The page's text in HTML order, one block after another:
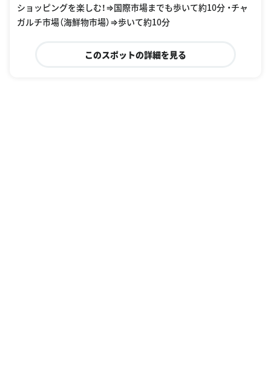
ショッピングを楽しむ！⇒国際市場までも歩いて約10分 ・チャ
ガルチ市場（海鮮物市場）⇒歩いて約10分
このスポットの詳細を見る